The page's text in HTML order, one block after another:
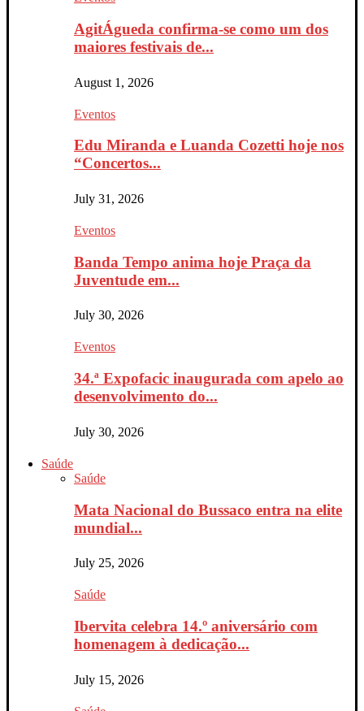
AgitÁgueda confirma-se como um dos
maiores festivais de...
August 1, 2026
Eventos
Edu Miranda e Luanda Cozetti hoje nos
“Concertos...
July 31, 2026
Eventos
Banda Tempo anima hoje Praça da
Juventude em...
July 30, 2026
Eventos
34.ª Expofacic inaugurada com apelo ao
desenvolvimento do...
July 30, 2026
Saúde
Saúde
Mata Nacional do Bussaco entra na elite
mundial...
July 25, 2026
Saúde
Ibervita celebra 14.º aniversário com
homenagem à dedicação...
July 15, 2026